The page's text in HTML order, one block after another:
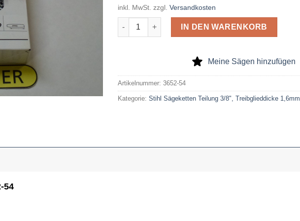
inkl. MwSt. zzgl. Versandkosten
Stihl Sägekette Micro Nr. 3652-54 Menge
IN DEN WARENKORB
Meine Sägen hinzufügen
Artikelnummer: 3652-54
Kategorie: Stihl Sägeketten Teilung 3/8", Treibglieddicke 1,6mm
54